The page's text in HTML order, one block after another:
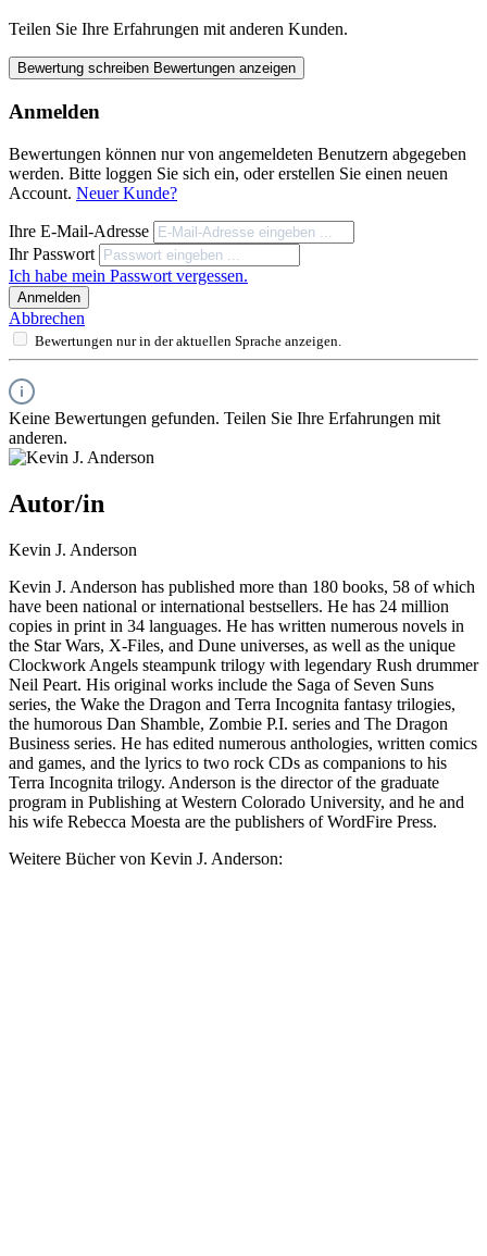
Teilen Sie Ihre Erfahrungen mit anderen Kunden.
Bewertung schreiben Bewertungen anzeigen
Anmelden
Bewertungen können nur von angemeldeten Benutzern abgegeben
werden. Bitte loggen Sie sich ein, oder erstellen Sie einen neuen
Account. Neuer Kunde?
Ihre E-Mail-Adresse
Ihr Passwort
Ich habe mein Passwort vergessen.
Anmelden
Abbrechen
Bewertungen nur in der aktuellen Sprache anzeigen.
Keine Bewertungen gefunden. Teilen Sie Ihre Erfahrungen mit
anderen.
Autor/in
Kevin J. Anderson
Kevin J. Anderson has published more than 180 books, 58 of which
have been national or international bestsellers. He has 24 million
copies in print in 34 languages. He has written numerous novels in
the Star Wars, X-Files, and Dune universes, as well as the unique
Clockwork Angels steampunk trilogy with legendary Rush drummer
Neil Peart. His original works include the Saga of Seven Suns
series, the Wake the Dragon and Terra Incognita fantasy trilogies,
the humorous Dan Shamble, Zombie P.I. series and The Dragon
Business series. He has edited numerous anthologies, written comics
and games, and the lyrics to two rock CDs as companions to his
Terra Incognita trilogy. Anderson is the director of the graduate
program in Publishing at Western Colorado University, and he and
his wife Rebecca Moesta are the publishers of WordFire Press.
Weitere Bücher von Kevin J. Anderson: